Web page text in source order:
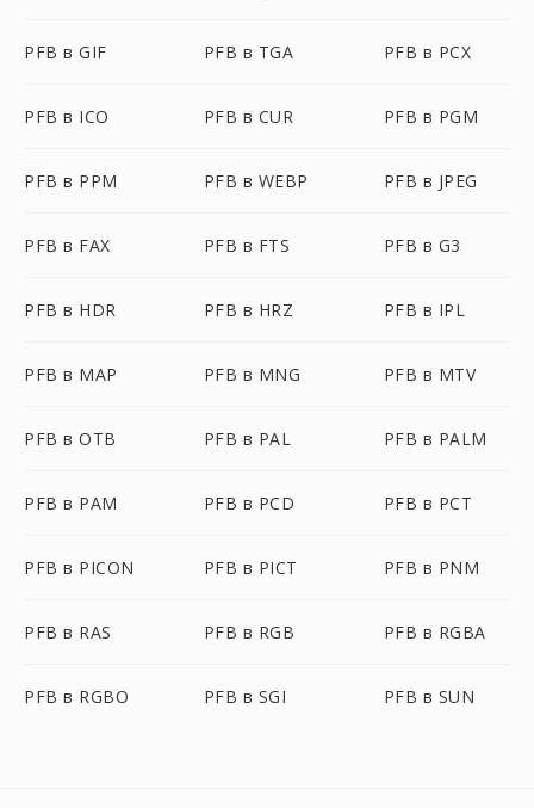
PFB в GIF PFB в TGA PFB в PCX
PFB в ICO PFB в CUR PFB в PGM
PFB в PPM PFB в WEBP PFB в JPEG
PFB в FAX PFB в FTS PFB в G3
PFB в HDR PFB в HRZ PFB в IPL
PFB в MAP PFB в MNG PFB в MTV
PFB в OTB PFB в PAL PFB в PALM
PFB в PAM PFB в PCD PFB в PCT
PFB в PICON PFB в PICT PFB в PNM
PFB в RAS PFB в RGB PFB в RGBA
PFB в RGBO PFB в SGI PFB в SUN